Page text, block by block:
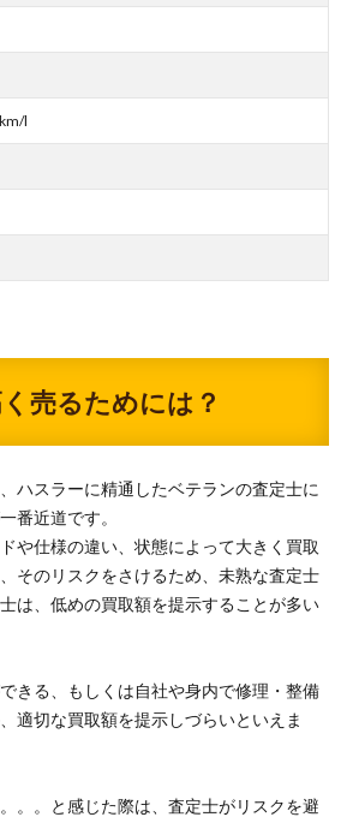
l
売るためには？
ハスラーに精通したベテランの査定士に
番近道です。
や仕様の違い、状態によって大きく買取
そのリスクをさけるため、未熟な査定士
は、低めの買取額を提示することが多い
きる、もしくは自社や身内で修理・整備
適切な買取額を提示しづらいといえま
。。と感じた際は、査定士がリスクを避